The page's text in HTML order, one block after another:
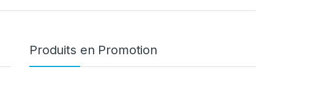
Produits en Promotion